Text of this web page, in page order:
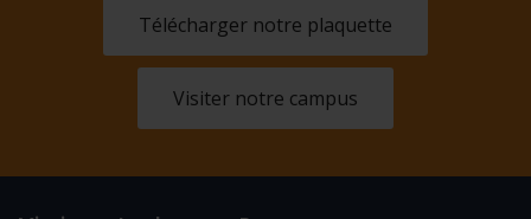
Télécharger notre plaquette
Visiter notre campus